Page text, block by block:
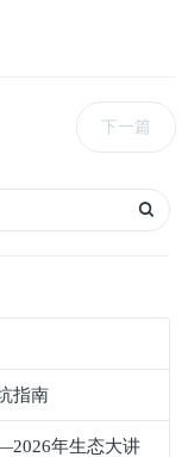
下一篇
指南
年生态大讲